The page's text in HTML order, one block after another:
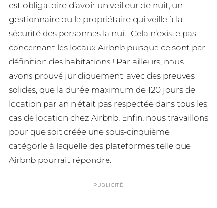
est obligatoire d’avoir un veilleur de nuit, un
gestionnaire ou le propriétaire qui veille à la
sécurité des personnes la nuit. Cela n’existe pas
concernant les locaux Airbnb puisque ce sont par
définition des habitations ! Par ailleurs, nous
avons prouvé juridiquement, avec des preuves
solides, que la durée maximum de 120 jours de
location par an n’était pas respectée dans tous les
cas de location chez Airbnb. Enfin, nous travaillons
pour que soit créée une sous-cinquième
catégorie à laquelle des plateformes telle que
Airbnb pourrait répondre.
PUBLICITÉ